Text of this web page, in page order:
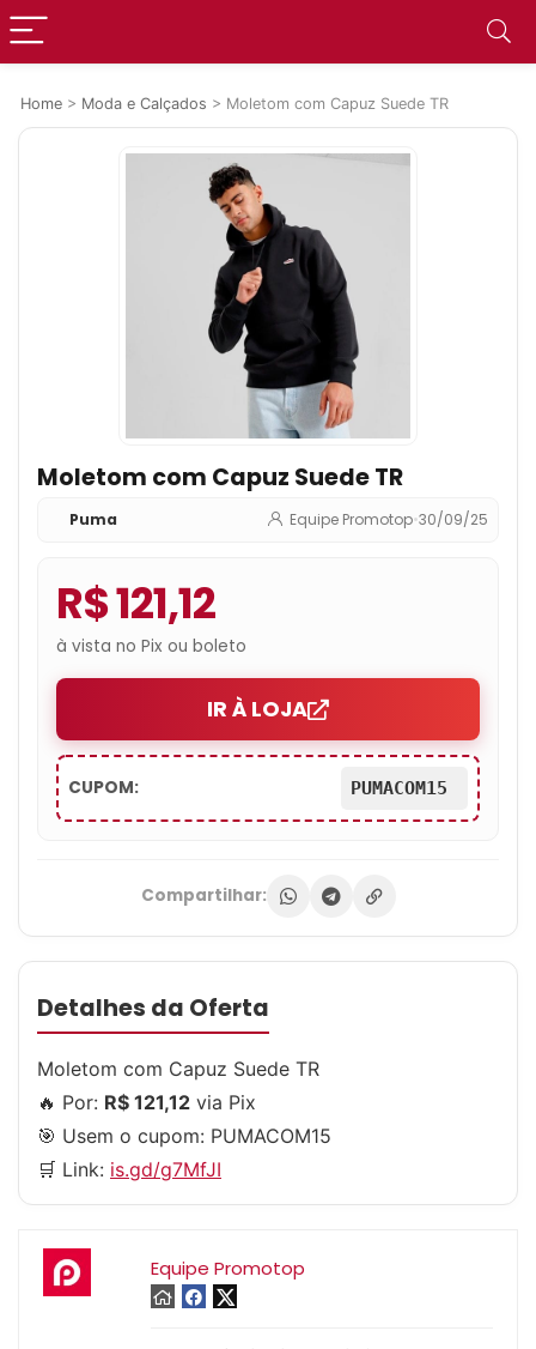
Home > Moda e Calçados > Moletom com Capuz Suede TR
Moletom com Capuz Suede TR
Puma Equipe Promotop•30/09/25
R$ 121,12
à vista no Pix ou boleto
IR À LOJA
CUPOM: PUMACOM15
Compartilhar:
Detalhes da Oferta
Moletom com Capuz Suede TR
🔥 Por: R$ 121,12 via Pix
🎯 Usem o cupom: PUMACOM15
🛒 Link: is.gd/g7MfJI
Equipe Promotop